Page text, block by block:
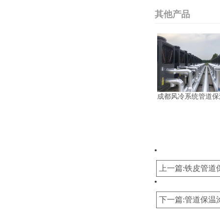
其他产品
成都风冷系统管道
上一篇:铁皮管道
下一篇:管道保温